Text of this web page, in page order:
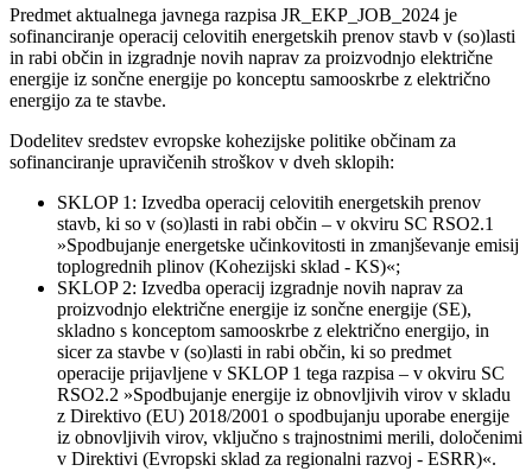
Predmet aktualnega javnega razpisa JR_EKP_JOB_2024 je
sofinanciranje operacij celovitih energetskih prenov stavb v (so)lasti
in rabi občin in izgradnje novih naprav za proizvodnjo električne
energije iz sončne energije po konceptu samooskrbe z električno
energijo za te stavbe.
Dodelitev sredstev evropske kohezijske politike občinam za
sofinanciranje upravičenih stroškov v dveh sklopih:
SKLOP 1: Izvedba operacij celovitih energetskih prenov
stavb, ki so v (so)lasti in rabi občin – v okviru SC RSO2.1
»Spodbujanje energetske učinkovitosti in zmanjševanje emisij
toplogrednih plinov (Kohezijski sklad - KS)«;
SKLOP 2: Izvedba operacij izgradnje novih naprav za
proizvodnjo električne energije iz sončne energije (SE),
skladno s konceptom samooskrbe z električno energijo, in
sicer za stavbe v (so)lasti in rabi občin, ki so predmet
operacije prijavljene v SKLOP 1 tega razpisa – v okviru SC
RSO2.2 »Spodbujanje energije iz obnovljivih virov v skladu
z Direktivo (EU) 2018/2001 o spodbujanju uporabe energije
iz obnovljivih virov, vključno s trajnostnimi merili, določenimi
v Direktivi (Evropski sklad za regionalni razvoj - ESRR)«.